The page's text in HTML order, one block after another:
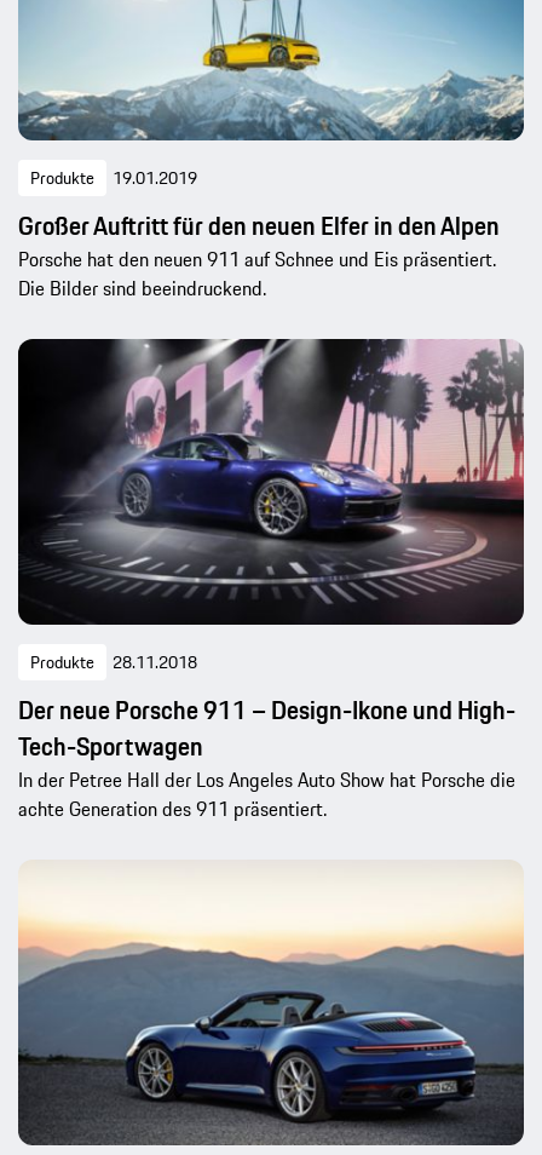
Produkte 19.01.2019
Großer Auftritt für den neuen Elfer in den Alpen
Porsche hat den neuen 911 auf Schnee und Eis präsentiert.
Die Bilder sind beeindruckend.
Produkte 28.11.2018
Der neue Porsche 911 – Design-Ikone und High-
Tech-Sportwagen
In der Petree Hall der Los Angeles Auto Show hat Porsche die
achte Generation des 911 präsentiert.